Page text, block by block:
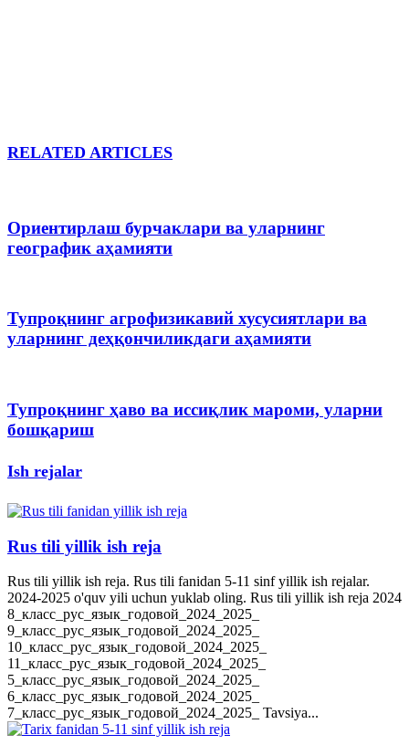
RELATED ARTICLES
Ориентирлаш бурчаклари ва уларнинг
географик аҳамияти
Тупроқнинг агрофизикавий хусусиятлари ва
уларнинг деҳқончиликдаги аҳамияти
Тупроқнинг ҳаво ва иссиқлик мароми, уларни
бошқариш
Ish rejalar
Rus tili yillik ish reja
Rus tili yillik ish reja. Rus tili fanidan 5-11 sinf yillik ish rejalar.
2024-2025 o'quv yili uchun yuklab oling. Rus tili yillik ish reja 2024
8_класс_рус_язык_годовой_2024_2025_
9_класс_рус_язык_годовой_2024_2025_
10_класс_рус_язык_годовой_2024_2025_
11_класс_рус_язык_годовой_2024_2025_
5_класс_рус_язык_годовой_2024_2025_
6_класс_рус_язык_годовой_2024_2025_
7_класс_рус_язык_годовой_2024_2025_ Tavsiya...